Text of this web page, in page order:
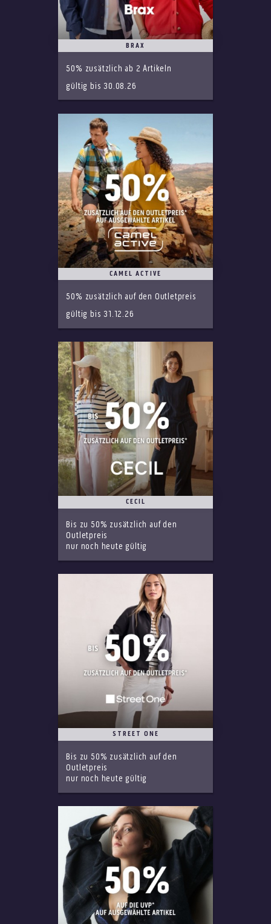
BRAX
50% zusätzlich ab 2 Artikeln
gültig bis 30.08.26
CAMEL ACTIVE
50% zusätzlich auf den Outletpreis
gültig bis 31.12.26
CECIL
Bis zu 50% zusätzlich auf den
Outletpreis
nur noch heute gültig
STREET ONE
Bis zu 50% zusätzlich auf den
Outletpreis
nur noch heute gültig